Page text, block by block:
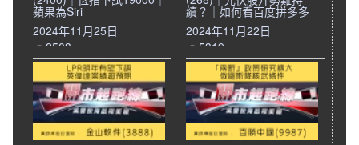
蘋果為Siri
2024年11月25日
2503
續？｜如何看百度拼多多
2024年11月22日
5319